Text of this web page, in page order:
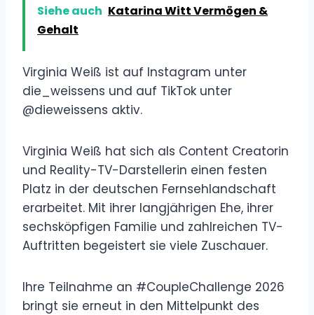
Siehe auch Katarina Witt Vermögen &
Gehalt
Virginia Weiß ist auf Instagram unter
die_weissens und auf TikTok unter
@dieweissens aktiv.
Virginia Weiß hat sich als Content Creatorin
und Reality-TV-Darstellerin einen festen
Platz in der deutschen Fernsehlandschaft
erarbeitet. Mit ihrer langjährigen Ehe, ihrer
sechsköpfigen Familie und zahlreichen TV-
Auftritten begeistert sie viele Zuschauer.
Ihre Teilnahme an #CoupleChallenge 2026
bringt sie erneut in den Mittelpunkt des